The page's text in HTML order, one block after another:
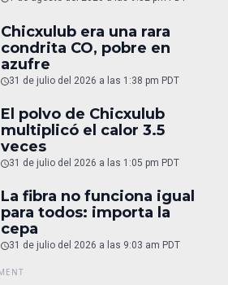
Chicxulub era una rara
condrita CO, pobre en
azufre
31 de julio del 2026 a las 1:38 pm PDT
El polvo de Chicxulub
multiplicó el calor 3.5
veces
31 de julio del 2026 a las 1:05 pm PDT
La fibra no funciona igual
para todos: importa la
cepa
31 de julio del 2026 a las 9:03 am PDT